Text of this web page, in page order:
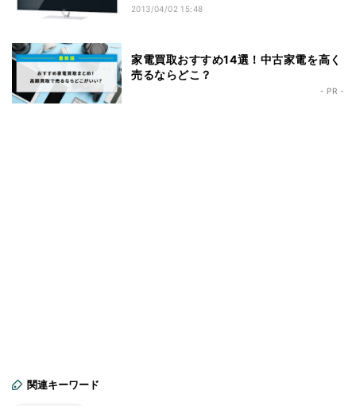
2013/04/02 15:48
家電買取おすすめ14選！中古家電を高く
売るならどこ？
- PR -
関連キーワード